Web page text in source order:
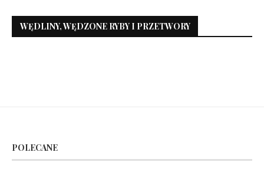
WĘDLINY, WĘDZONE RYBY I PRZETWORY
POLECANE